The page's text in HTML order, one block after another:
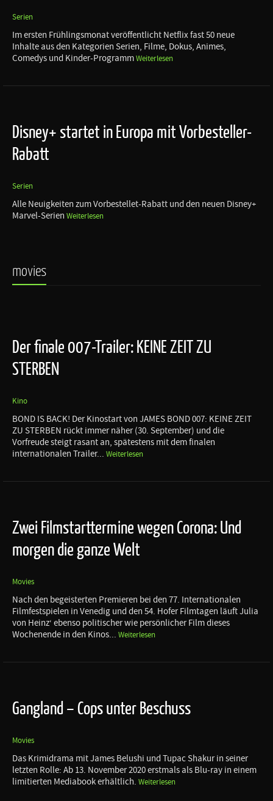
Serien
Im ersten Frühlingsmonat veröffentlicht Netflix fast 50 neue
Inhalte aus den Kategorien Serien, Filme, Dokus, Animes,
Comedys und Kinder-ProgrammWeiterlesen
Disney+ startet in Europa mit Vorbesteller-
Rabatt
Serien
Alle Neuigkeiten zum Vorbestellet-Rabatt und den neuen Disney+
Marvel-Serien Weiterlesen
movies
Der finale 007-Trailer: KEINE ZEIT ZU
STERBEN
Kino
BOND IS BACK! Der Kinostart von JAMES BOND 007: KEINE ZEIT
ZU STERBEN rückt immer näher (30. September) und die
Vorfreude steigt rasant an, spätestens mit dem finalen
internationalen Trailer... Weiterlesen
Zwei Filmstarttermine wegen Corona: Und
morgen die ganze Welt
Movies
Nach den begeisterten Premieren bei den 77. Internationalen
Filmfestspielen in Venedig und den 54. Hofer Filmtagen läuft Julia
von Heinz‘ ebenso politischer wie persönlicher Film dieses
Wochenende in den Kinos... Weiterlesen
Gangland – Cops unter Beschuss
Movies
Das Krimidrama mit James Belushi und Tupac Shakur in seiner
letzten Rolle: Ab 13. November 2020 erstmals als Blu-ray in einem
limitierten Mediabook erhältlich. Weiterlesen